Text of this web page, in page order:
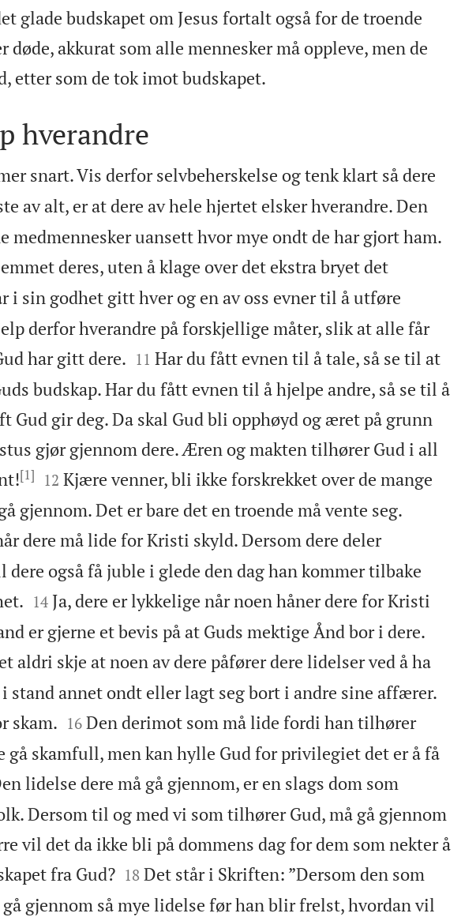
glade budskapet om Jesus fortalt også for de troende
døde, akkurat som alle mennesker må oppleve, men de
etter som de tok imot budskapet.
hverandre
snart. Vis derfor selvbeherskelse og tenk klart så dere
av alt, er at dere av hele hjertet elsker hverandre. Den
medmennesker uansett hvor mye ondt de har gjort ham.
deres, uten å klage over det ekstra bryet det
i sin godhet gitt hver og en av oss evner til å utføre
derfor hverandre på forskjellige måter, slik at alle får
har gitt dere.
11 Har du fått evnen til å tale, så se til at
budskap. Har du fått evnen til å hjelpe andre, så se til å
Gud gir deg. Da skal Gud bli opphøyd og æret på grunn
gjør gjennom dere. Æren og makten tilhører Gud i all
[1]
12 Kjære venner, bli ikke forskrekket over de mange
gjennom. Det er bare det en troende må vente seg.
dere må lide for Kristi skyld. Dersom dere deler
dere også få juble i glede den dag han kommer tilbake

14 Ja, dere er lykkelige når noen håner dere for Kristi
er gjerne et bevis på at Guds mektige Ånd bor i dere.
aldri skje at noen av dere påfører dere lidelser ved å ha
stand annet ondt eller lagt seg bort i andre sine affærer.
skam.
16 Den derimot som må lide fordi han tilhører
gå skamfull, men kan hylle Gud for privilegiet det er å få
lidelse dere må gå gjennom, er en slags dom som
Dersom til og med vi som tilhører Gud, må gå gjennom
vil det da ikke bli på dommens dag for dem som nekter å
fra Gud?
18 Det står i Skriften: ”Dersom den som
gjennom så mye lidelse før han blir frelst, hvordan vil